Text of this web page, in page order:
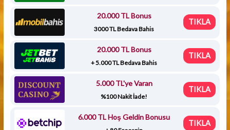
20.000 TL Bonus
3000 TL Bedava Bahis
TIKLA
20.000 TL Bonus
+ 5.000 TL Bedava Bahis
TIKLA
5.000 TL'ye Varan
%100 Nakit İade!
TIKLA
6.000 TL Hoş Geldin Bonusu
TIKLA